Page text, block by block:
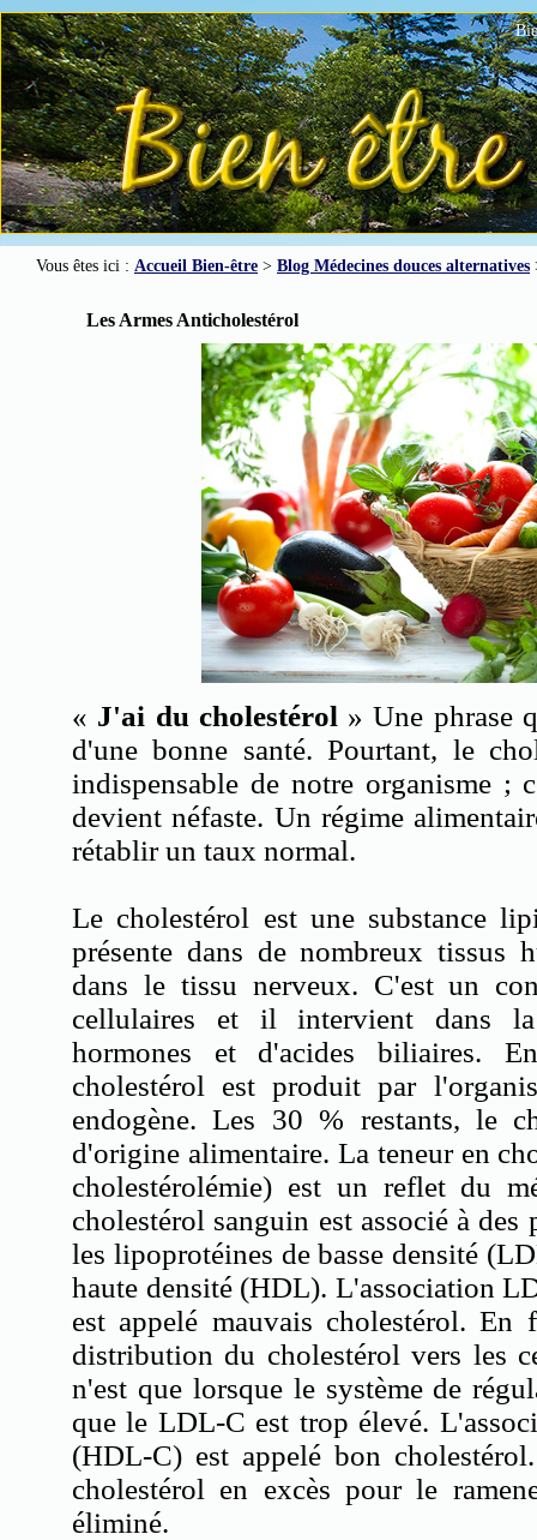
Vous êtes ici : Accueil Bien-être > Blog Médecines douces alternatives
Les Armes Anticholestérol
« J'ai du cholestérol » Une phrase
d'une bonne santé. Pourtant, le
indispensable de notre organisme ;
devient néfaste. Un régime
rétablir un taux normal.
Le cholestérol est une substance
présente dans de nombreux tissus
dans le tissu nerveux. C'est un
cellulaires et il intervient dans la
hormones et d'acides biliaires.
cholestérol est produit par
endogène. Les 30 % restants, le
d'origine alimentaire. La teneur en
cholestérolémie) est un reflet du
cholestérol sanguin est associé à des
les lipoprotéines de basse densité
haute densité (HDL). L'association
est appelé mauvais cholestérol.
distribution du cholestérol vers les
n'est que lorsque le système de
que le LDL-C est trop élevé.
(HDL-C) est appelé bon
cholestérol en excès pour le
éliminé.